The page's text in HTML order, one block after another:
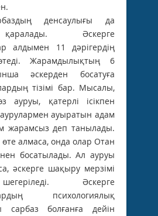
денсаулығы да
Әскерге
алдымен 11 дәрігердің
Жарамдылықтың 6
әскерден босатуға
тізімі бар. Мысалы,
ауруы, қатерлі ісікпен
ауыратын адам
жарамсыз деп танылады.
өте алмаса, онда олар Отан
босатылады. Ал ауруы
әскерге шақыру мерзімі
Әскерге
психологиялық
сарбаз болғанға дейін